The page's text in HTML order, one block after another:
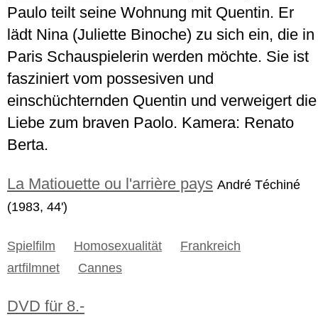
Paulo teilt seine Wohnung mit Quentin. Er
lädt Nina (Juliette Binoche) zu sich ein, die in
Paris Schauspielerin werden möchte. Sie ist
fasziniert vom possesiven und
einschüchternden Quentin und verweigert die
Liebe zum braven Paolo. Kamera: Renato
Berta.
La Matiouette ou l'arrière pays André Téchiné
(1983, 44')
Spielfilm Homosexualität
Frankreich
artfilmnet
Cannes
DVD für 8.-